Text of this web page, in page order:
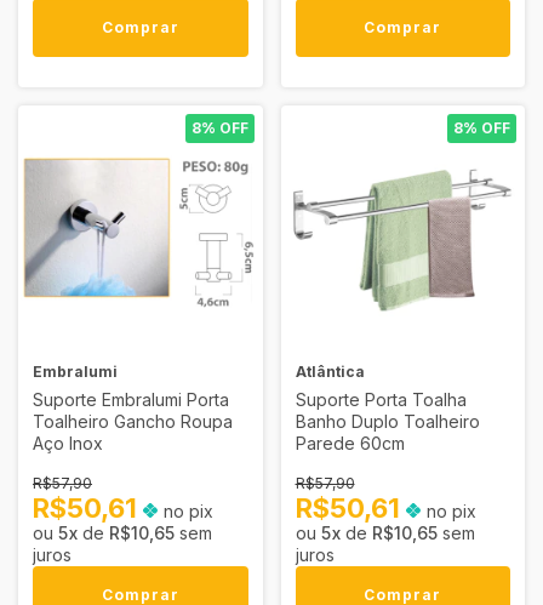
Comprar Comprar
8% OFF
Embralumi
Suporte Embralumi Porta
Toalheiro Gancho Roupa
Aço Inox
R$57,90
R$50,61
no pix
5x de R$10,65 sem
juros
Comprar
8% OFF
Atlântica
Suporte Porta Toalha
Banho Duplo Toalheiro
Parede 60cm
R$57,90
R$50,61
no pix
5x de R$10,65 sem
juros
Comprar